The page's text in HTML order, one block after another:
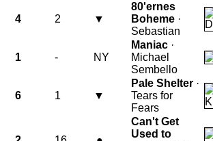
4 2 ▼
80'ernes
Boheme ·
Sebastian
1 - NY
Maniac ·
Michael
Sembello
6 1 ▼
Pale Shelter ·
Tears for
Fears
Can't Get
Used to